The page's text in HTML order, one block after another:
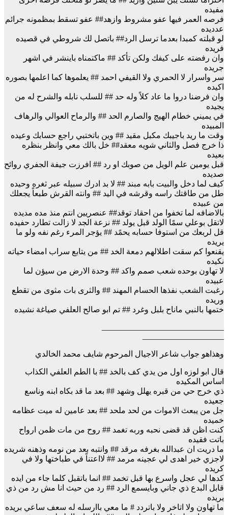
مفيده
فرصه العمر فيها عفو مشروط وازهد## عفو تسقط بمظمونه جرائم
عدديده
لو قبلته كمبدا بعدما ترسل الرد## باتصل لك شروطي في قصيده
فريده
وان رفضته على كيفك ولكن تأكد ## ماكتمناه باينشر في اشهر
جريده
سر واسرار لا الحمري ولا القيفي احمد ## يعلموها كما اعلمها بصوره
اكيده
وان فرضنا دروا ما عاد كلاً وله حد ## للسلب نابله والشرح له من
يجيده
في يميني خطام الهيج والصارم الحد ## والرماح العوالي والرهاف
المبيده
وقت ما ريد باجيبك مكبل مقيد ## وين باتختبي راجع حسابك وعيده
ذا خرج فصل والثاني شويه معقد## خل بالك معي وانظر بنظره
بعيده
قبل يومين علم الويل من صوبك او رد ## افرزت جيفة الجفري روائح
صديده
كيف لما دخل والبيت بابه مبند ## لا بد ادرك سبيله عبر ثغره وحيده
طل من طاقتك راسه وقرشه في اليد ## وانته القرش طبعاً يجعلك
من عبيده
بالاضافه لما تخفوا من احقاد توقد## عنصريين انتم منذ مده مديده
لاتقل بوعلي سمًا الولد قبل يولد ## نزعة الجد لا زالت تطارد حفيده
قل لربعك من استوفا حسابه يحمًد ## يؤجر المرء رغم نفه ولو ما
يريده
يقنعوا كم سقت اطلالهم دمعة الخد ## من يتابع سراب امضاء حياته
نكيده
لا تهاون بوحده شعب صمم واكد ## وحدة الارض من سيؤن لما
عبيده
رغبت الشعب نفذها الحسام المهند ## والثرى بات مثوى من تقطع
وريده
ختمها بالنبي ماناح بلبل وغرد ## تم ابو صالح العلفي صياغة نشيده
وهذاهو جواب شاعر الاجيال المرحوم شايف محمد الخالدي
قال ابو لوزه اول من يدي كف بالخد ## با الطم العلفي الكذاب
اساس المكيده
ذي خرج حي من قبره يهلل وشهد ## بعد ما قد بكاه ابنه وناسع
جعيده
جل من يبعث الاموات من لحد ملحد ## بعد عامين له ميت عظامه
خميده
كنت اظن قد قضى نحبه وربه تغمد ## روح من مات ظمن ارواح
باتت فقيده
ما دريت ان عبدالله بغرفه مرقد ## وانتبه بعد من نومه وذهنه شريده
لاجزي خير اهدى لي عجينه مرمد ## لااعتناً في طباختها ولا في
كريده
كدها لي عجل واسرع بها قبل تخمد ## انما باتقبل كلما جاء من ايده
قابل البدع ذي جاني وبايسمع الرد ## رد من حيث انا مش رد من ذي
يريده
ما تهاون ولا اتاخر ولا باتردد # ما معي باارسله له سعف ساعي بريده